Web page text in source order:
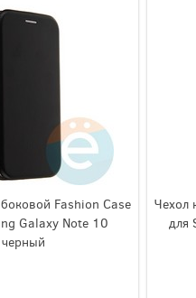
Fashion Case
Galaxy Note 10
черный
Чехол
для